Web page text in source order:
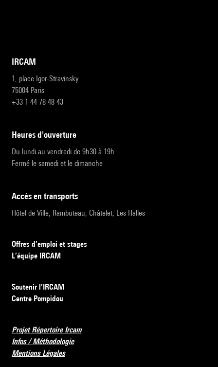
IRCAM
1, place Igor-Stravinsky
75004 Paris
+33 1 44 78 48 43
heures d'ouverture
Du lundi au vendredi de 9h30 à 19h
Fermé le samedi et le dimanche
accès en transports
Hôtel de Ville, Rambuteau, Châtelet, Les Halles
Offres d’emploi et stages
L’équipe IRCAM
Soutenir l’IRCAM
Centre Pompidou
Projet Répertoire Ircam
Infos / Méthodologie
Mentions Légales